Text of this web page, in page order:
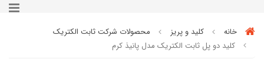
خانه کلید و پریز
محصولات شرکت ثابت الکتریک
کلید دو پل ثابت الکتریک مدل پانیذ کرم